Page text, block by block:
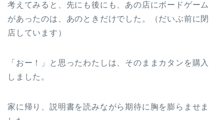
考えてみると、先にも後にも、あの店にボードゲーム
があったのは、あのときだけでした。（だいぶ前に閉
店しています）
「おー！」と思ったわたしは、そのままカタンを購入
しました。
家に帰り、説明書を読みながら期待に胸を膨らませま